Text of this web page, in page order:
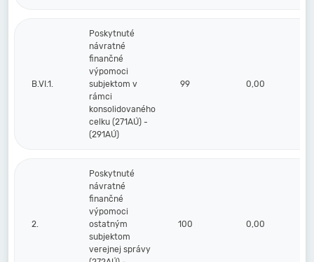
B.VI.1.
Poskytnuté
návratné
finančné
výpomoci
subjektom v
rámci
konsolidovaného
celku (271AÚ) -
(291AÚ)
99 0,00
2.
Poskytnuté
návratné
finančné
výpomoci
ostatným
subjektom
verejnej správy
100 0,00